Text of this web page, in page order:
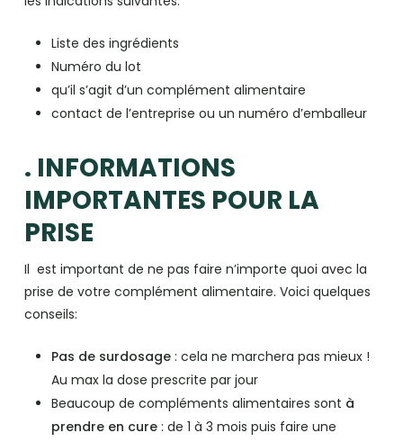
Liste des ingrédients
Numéro du lot
qu’il s’agit d’un complément alimentaire
contact de l’entreprise ou un numéro d’emballeur
. INFORMATIONS
IMPORTANTES POUR LA
PRISE
Il est important de ne pas faire n’importe quoi avec la
prise de votre complément alimentaire. Voici quelques
conseils:
Pas de surdosage: cela ne marchera pas mieux !
Au max la dose prescrite par jour
Beaucoup de compléments alimentaires sont à
prendre en cure: de 1 à 3 mois puis faire une